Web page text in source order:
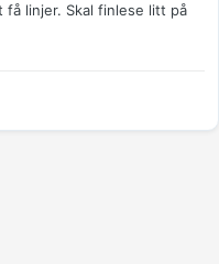
få linjer. Skal finlese litt på